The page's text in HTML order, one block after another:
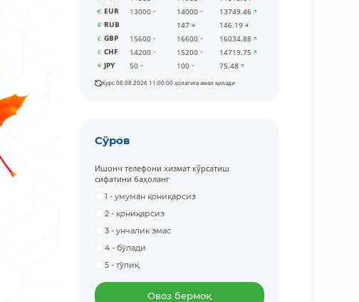
EUR
13000 14000
13749.46
RUB
147
146.19
GBP
15600 16600
16034.88
CHF
14200 15200
14719.75
JPY
50 100 75.48
Курс 06.08.2026 11:00:00 ҳолатига амал қилади
Сўров
Ишонч телефони хизмат кўрсатиш
сифатини баҳоланг
1 - умуман қониқарсиз
2 - қониқарсиз
3 - унчалик эмас
4 - бўлади
5 - тўлиқ
Овоз бермоқ